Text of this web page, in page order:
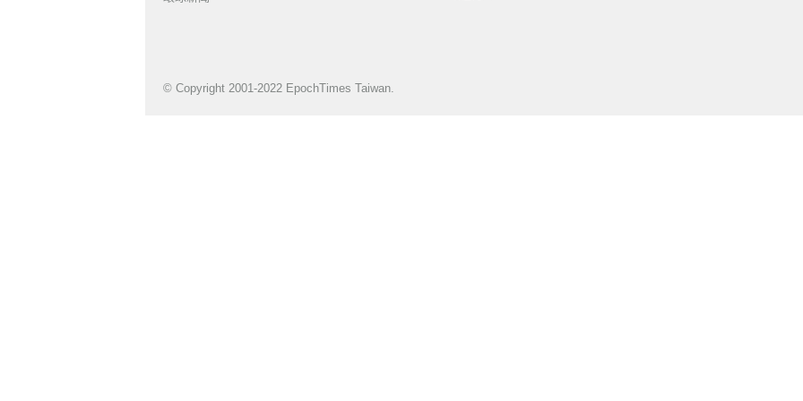
© Copyright 2001-2022 EpochTimes Taiwan.